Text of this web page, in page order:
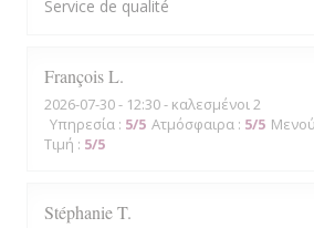
Service de qualité
FrançoisL
2026-07-30- 12:30 - καλεσμένοι 2
Υπηρεσία : 5/5 Ατμόσφαιρα : 5/5 Μενού
Τιμή : 5/5
StéphanieT